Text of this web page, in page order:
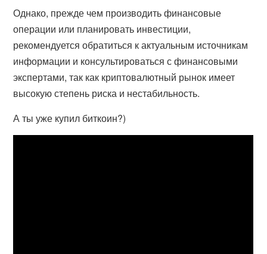
Однако, прежде чем производить финансовые
операции или планировать инвестиции,
рекомендуется обратиться к актуальным источникам
информации и консультироваться с финансовыми
экспертами, так как криптовалютный рынок имеет
высокую степень риска и нестабильность.
А ты уже купил биткоин?)